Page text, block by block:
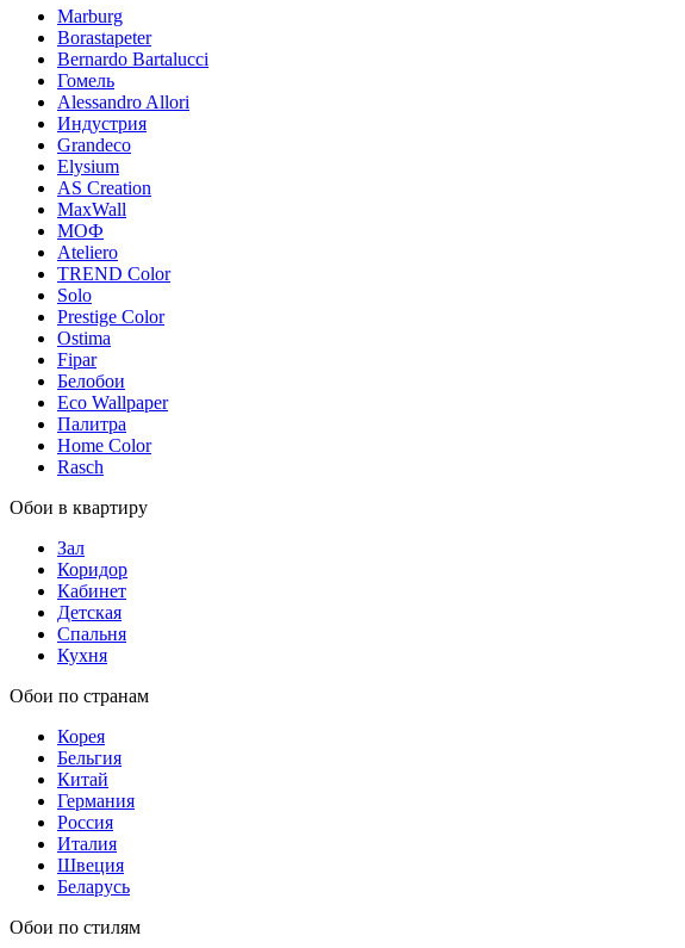
Marburg
Borastapeter
Bernardo Bartalucci
Гомель
Alessandro Allori
Индустрия
Grandeco
Elysium
AS Creation
MaxWall
МОФ
Ateliero
TREND Color
Solo
Prestige Color
Ostima
Fipar
Белобои
Eco Wallpaper
Палитра
Home Color
Rasch
Обои в квартиру
Зал
Коридор
Кабинет
Детская
Спальня
Кухня
Обои по странам
Корея
Бельгия
Китай
Германия
Россия
Италия
Швеция
Беларусь
Обои по стилям